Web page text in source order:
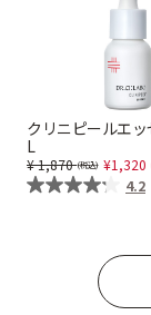
ベ
ラ
クリニピールエ
L
Price reduced
1,870to
1,320
4.2